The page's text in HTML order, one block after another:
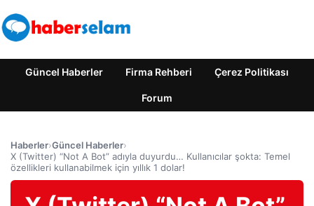
Güncel Haberler Firma Rehberi Çerez Politikası
Forum
Haberler›Güncel Haberler›
X (Twitter) “Not A Bot” adıyla duyurdu… Kullanıcılar şokta: Temel
özellikleri kullanabilmek için yıllık 1 dolar!